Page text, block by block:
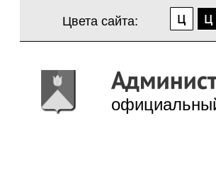
Цвета сайта: